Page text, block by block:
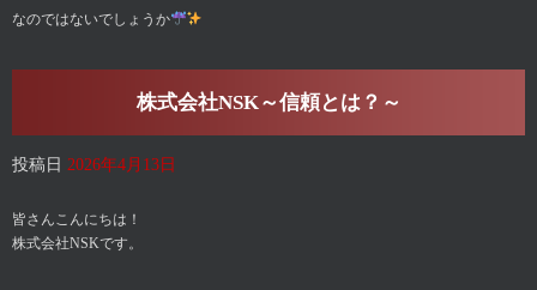
なのではないでしょうか
株式会社NSK～信頼とは？～
投稿日 2026年4月13日
皆さんこんにちは！
株式会社NSKです。